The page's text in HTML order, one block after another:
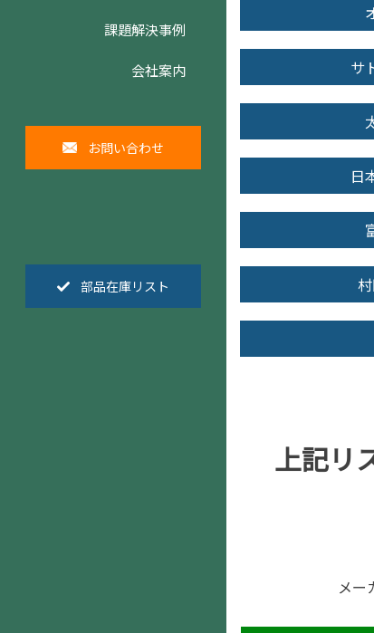
課題解決事例
会社案内
お問い合わせ
部品在庫リスト
サ
日
上記リ
メー